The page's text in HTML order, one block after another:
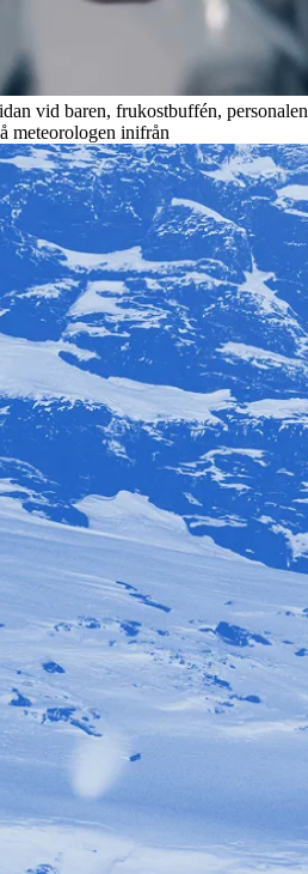
vid baren, frukostbuffén, personalen
meteorologen inifrån